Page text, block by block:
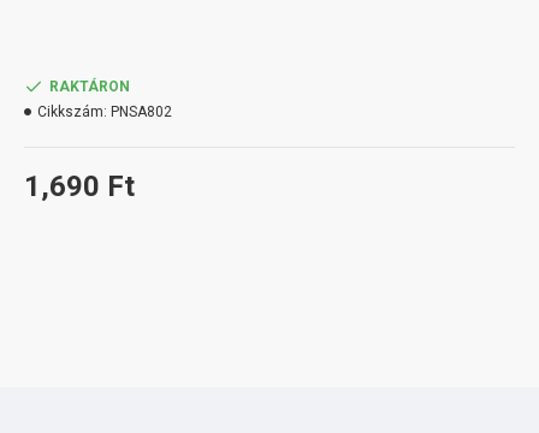
1,690 Ft
RAKTÁRON
Cikkszám: PNSA802